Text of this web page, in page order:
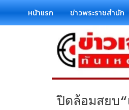
หน้าแรก ข่าวพระราชสำนัก
ปิดล้อมสยบ“